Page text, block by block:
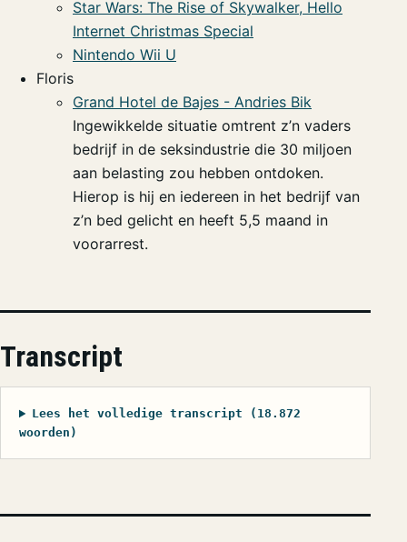
Star Wars: The Rise of Skywalker, Hello
Internet Christmas Special
Nintendo Wii U
Floris
Grand Hotel de Bajes - Andries Bik
Ingewikkelde situatie omtrent z’n vaders
bedrijf in de seksindustrie die 30 miljoen
aan belasting zou hebben ontdoken.
Hierop is hij en iedereen in het bedrijf van
z’n bed gelicht en heeft 5,5 maand in
voorarrest.
Transcript
Lees het volledige transcript (18.872
woorden)